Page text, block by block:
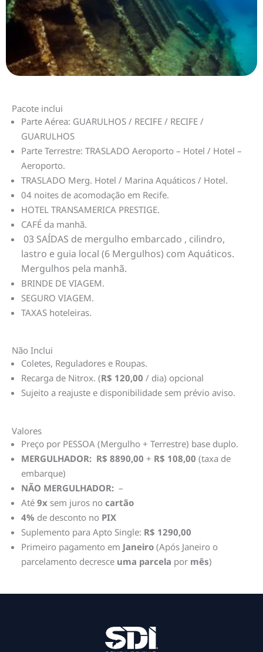
Pacote inclui
Parte Aérea: GUARULHOS / RECIFE / RECIFE /
GUARULHOS
Parte Terrestre: TRASLADO Aeroporto – Hotel / Hotel –
Aeroporto.
TRASLADO Merg. Hotel / Marina Aquáticos / Hotel.
04 noites de acomodação em Recife.
HOTEL TRANSAMERICA PRESTIGE.
CAFÉ da manhã.
03 SAÍDAS de mergulho embarcado , cilindro,
lastro e guia local (6 Mergulhos) com Aquáticos.
Mergulhos pela manhã.
BRINDE DE VIAGEM.
SEGURO VIAGEM.
TAXAS hoteleiras.
Não Inclui
Coletes, Reguladores e Roupas.
Recarga de Nitrox. (R$ 120,00 / dia) opcional
Sujeito a reajuste e disponibilidade sem prévio aviso.
Valores
Preço por PESSOA (Mergulho + Terrestre) base duplo.
MERGULHADOR: R$ 8890,00 + R$ 108,00 (taxa de
embarque)
NÃO MERGULHADOR: –
Até 9x sem juros no cartão
4% de desconto no PIX
Suplemento para Apto Single: R$ 1290,00
Primeiro pagamento em Janeiro (Após Janeiro o
parcelamento decresce uma parcela por mês)